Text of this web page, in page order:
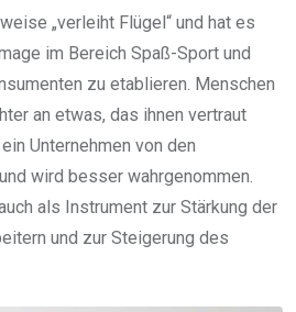
„verleiht Flügel“ und hat es
im Bereich Spaß-Sport und
zu etablieren. Menschen
an etwas, das ihnen vertraut
Unternehmen von den
wird besser wahrgenommen.
als Instrument zur Stärkung der
und zur Steigerung des